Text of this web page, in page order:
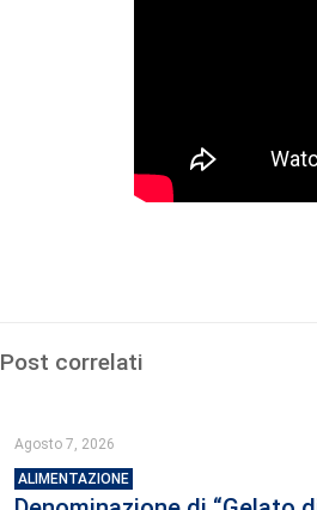
Post correlati
Agosto 7, 2026
ALIMENTAZIONE